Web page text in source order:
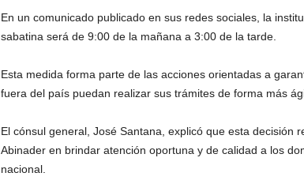
En un comunicado publicado en sus redes sociales, la
sabatina será de 9:00 de la mañana a 3:00 de la tarde.
Esta medida forma parte de las acciones orientadas a
fuera del país puedan realizar sus trámites de forma más
El cónsul general, José Santana, explicó que esta decisión
Abinader en brindar atención oportuna y de calidad a los
nacional.